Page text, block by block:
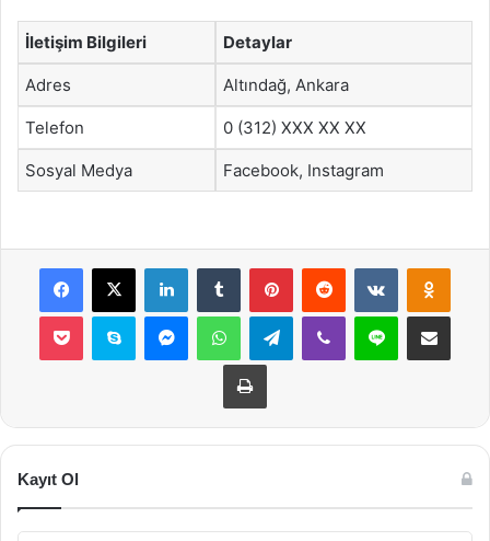
İletişim Bilgileri Detaylar
Adres Altındağ, Ankara
Telefon 0 (312) XXX XX XX
Sosyal Medya Facebook, Instagram
Facebook
X LinkedInTumblr PinterestReddit VKontakte
Pocket Skype MessengerWhatsAppTelegramViber Line E-Posta ile
Yazdır
Kayıt Ol